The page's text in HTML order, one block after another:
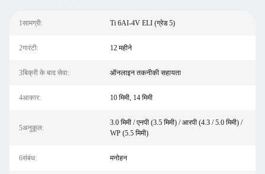
1सामग्री: Ti 6AI-4V ELI (ग्रेड 5)
2गारंटी: 12 महीने
3बिक्री के बाद सेवा: ऑनलाइन तकनीकी सहायता
4आकार: 10 मिमी, 14 मिमी
5अनुकूल:
3.0 मिमी / एनपी (3.5 मिमी) / आरपी (4.3 / 5.0 मिमी) /
WP (5.5 मिमी)
6संबंध: मनोहन